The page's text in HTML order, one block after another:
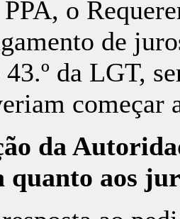
o
de
da LGT,
começar
da
quanto aos